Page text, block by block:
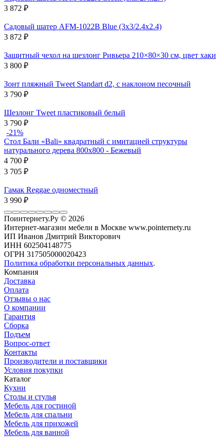
3 872 ₽
Садовый шатер AFM-1022B Blue (3х3/2.4х2.4)
3 872 ₽
Защитный чехол на шезлонг Ривьера 210×80×30 см, цвет хаки
3 800 ₽
Зонт пляжный Tweet Standart d2, с наклоном песочный
3 790 ₽
Шезлонг Tweet пластиковый белый
3 790 ₽
-21%
Стол Бали «Bali» квадратный с имитацией структуры
натурального дерева 800х800 - Бежевый
4 700 ₽
3 705 ₽
Гамак Reggae одноместный
3 990 ₽
Поинтернету.Ру © 2026
Интернет-магазин мебели в Москве www.pointernety.ru
ИП Иванов Дмитрий Викторович
ИНН 602504148775
ОГРН 317505000020423
Политика обработки персональных данных.
Компания
Доставка
Оплата
Отзывы о нас
О компании
Гарантия
Сборка
Подъем
Вопрос-ответ
Контакты
Производители и поставщики
Условия покупки
Каталог
Кухни
Столы и стулья
Мебель для гостиной
Мебель для спальни
Мебель для прихожей
Мебель для ванной